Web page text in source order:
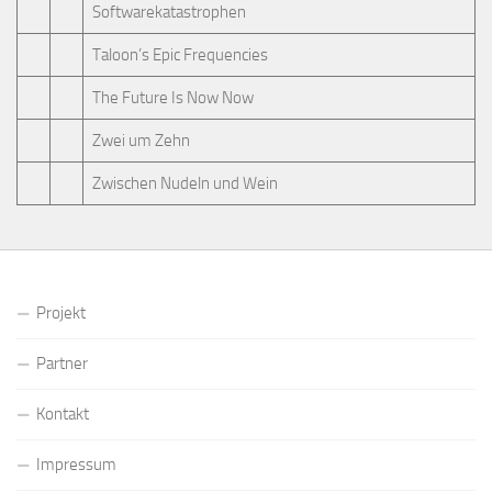
Softwarekatastrophen
Taloon’s Epic Frequencies
The Future Is Now Now
Zwei um Zehn
Zwischen Nudeln und Wein
Projekt
Partner
Kontakt
Impressum